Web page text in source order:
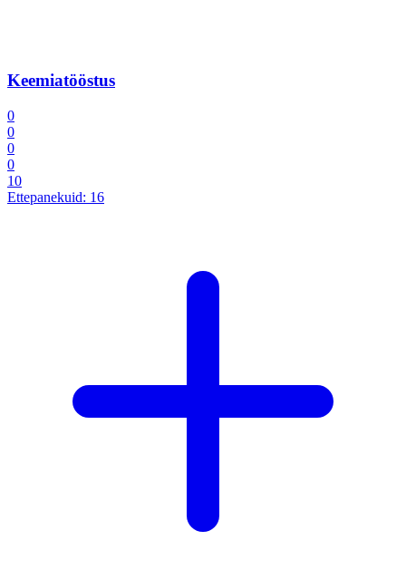
Keemiatööstus
0
0
0
0
10
Ettepanekuid: 16